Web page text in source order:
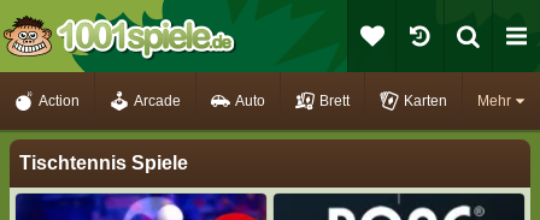
Mehr
Action Arcade Auto Brett Karten
Tischtennis Spiele